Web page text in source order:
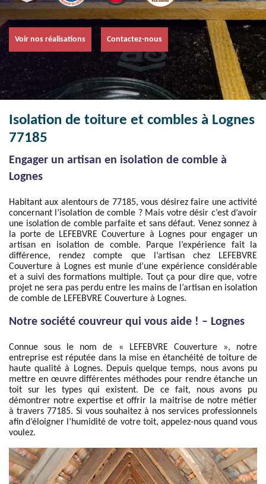
Voir nos réalisations Contactez-nous
Isolation de toiture et combles à Lognes
77185
Engager un artisan en isolation de comble à
Lognes
Habitant aux alentours de 77185, vous désirez faire une activité
concernant l’isolation de comble ? Mais votre désir c’est d’avoir
une isolation de comble parfaite et sans défaut. Venez sonnez à
la porte de LEFEBVRE Couverture à Lognes pour engager un
artisan en isolation de comble. Parque l’expérience fait la
différence, rendez compte que l’artisan chez LEFEBVRE
Couverture à Lognes est munie d’une expérience considérable
et a suivi des formations multiple. Tout ça pour dire que, votre
projet ne sera pas perdu entre les mains de l’artisan en isolation
de comble de LEFEBVRE Couverture à Lognes.
Notre société couvreur qui vous aide ! – Lognes
Connue sous le nom de « LEFEBVRE Couverture », notre
entreprise est réputée dans la mise en étanchéité de toiture de
haute qualité à Lognes. Depuis quelque temps, nous avons pu
mettre en œuvre différentes méthodes pour rendre étanche un
toit sur les types qui existent. De ce fait, nous avons pu
démontrer notre expertise et offrir la maitrise de notre métier
à travers 77185. Si vous souhaitez à nos services professionnels
afin d’éloigner l’humidité de votre toit, appelez-nous quand vous
voulez.